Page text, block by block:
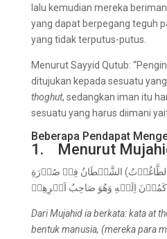
lalu kemudian mereka
yang dapat berpegang teguh
yang tidak terputus-putus.
Menurut Sayyid Qutub:
ditujukan kepada sesuatu
thoghut, sedangkan iman itu
sesuatu yang harus diimani
Beberapa Pendapat
1. Menurut
الشَّيۡطَانُ فِيۡ صُوۡرَةِ
اِلَيۡهِ وَهُوَ صَاحِبُ اَمۡرِهِمۡ
Dari Mujahid ia berkata: kata at
bentuk manusia, (mereka para